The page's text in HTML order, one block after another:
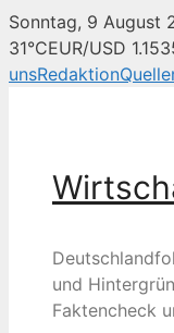
Sonntag, 9 August
31°CEUR/USD
unsRedaktion
und
Faktencheck